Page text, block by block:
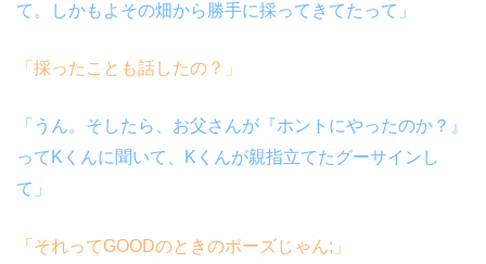
て。しかもよその畑から勝手に採ってきてたって」
「採ったことも話したの？」
「うん。そしたら、お父さんが『ホントにやったのか？』
って K くんに聞いて、 K くんが親指立てたグーサインし
て」
「それってGOODのときのポーズじゃん; 」